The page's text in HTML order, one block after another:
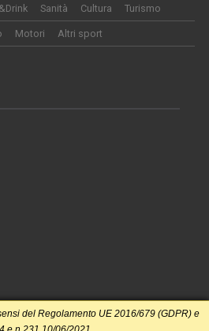
Sanità Cultura Turismo
Motori Altri sport
del Regolamento UE 2016/679 (GDPR) e